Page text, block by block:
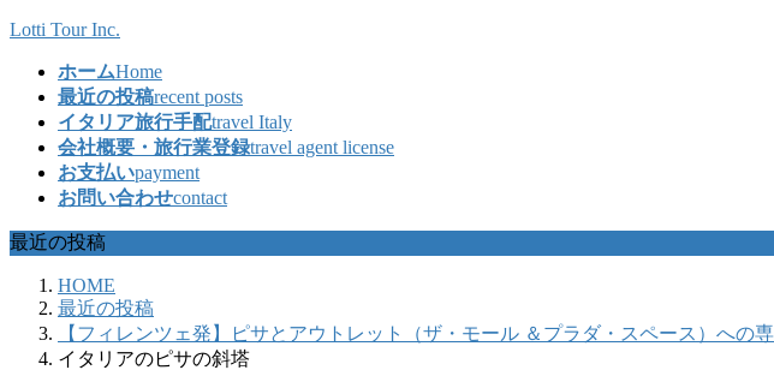
コ
ッ
プ
ナ
移
動
Lotti Tour Inc.
ホームHome
最近の投稿recent posts
イタリア旅行手配travel Italy
会社概要・旅行業登録travel agent license
お支払いpayment
お問い合わせcontact
最近の投稿
HOME
最近の投稿
【フィレンツェ発】ピサとアウトレット（ザ・モール ＆プラダ・スペース）への
イタリアのピサの斜塔